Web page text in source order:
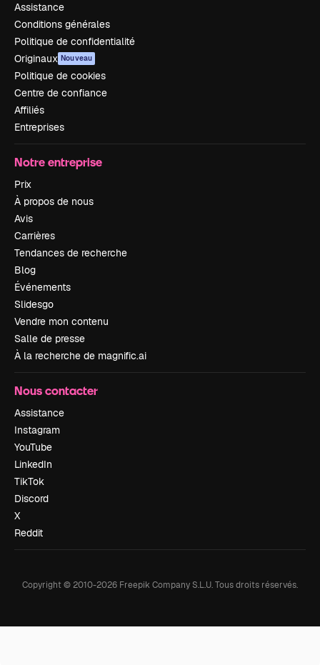
Assistance
Conditions générales
Politique de confidentialité
Originaux Nouveau
Politique de cookies
Centre de confiance
Affiliés
Entreprises
Notre entreprise
Prix
À propos de nous
Avis
Carrières
Tendances de recherche
Blog
Événements
Slidesgo
Vendre mon contenu
Salle de presse
À la recherche de magnific.ai
Nous contacter
Assistance
Instagram
YouTube
LinkedIn
TikTok
Discord
X
Reddit
Copyright © 2010-2026 Freepik Company S.L.U.Tous droits réservés.